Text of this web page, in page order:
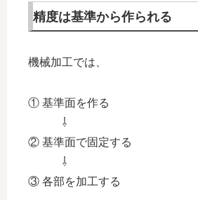
精度は基準から作られる
機械加工では、
① 基準面を作る
⇩
② 基準面で固定する
⇩
③ 各部を加工する